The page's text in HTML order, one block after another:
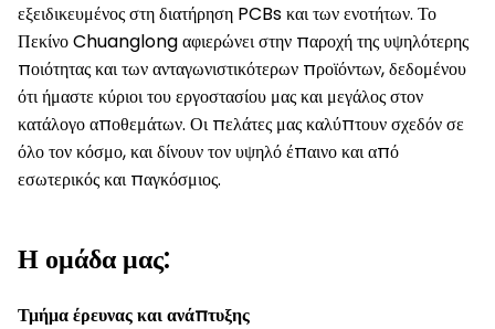
εξειδικευμένος στη διατήρηση PCBs και των ενοτήτων. Το
Πεκίνο Chuanglong αφιερώνει στην παροχή της υψηλότερης
ποιότητας και των ανταγωνιστικότερων προϊόντων, δεδομένου
ότι ήμαστε κύριοι του εργοστασίου μας και μεγάλος στον
κατάλογο αποθεμάτων. Οι πελάτες μας καλύπτουν σχεδόν σε
όλο τον κόσμο, και δίνουν τον υψηλό έπαινο και από
εσωτερικός και παγκόσμιος.
Η ομάδα μας:
Τμήμα έρευνας και ανάπτυξης